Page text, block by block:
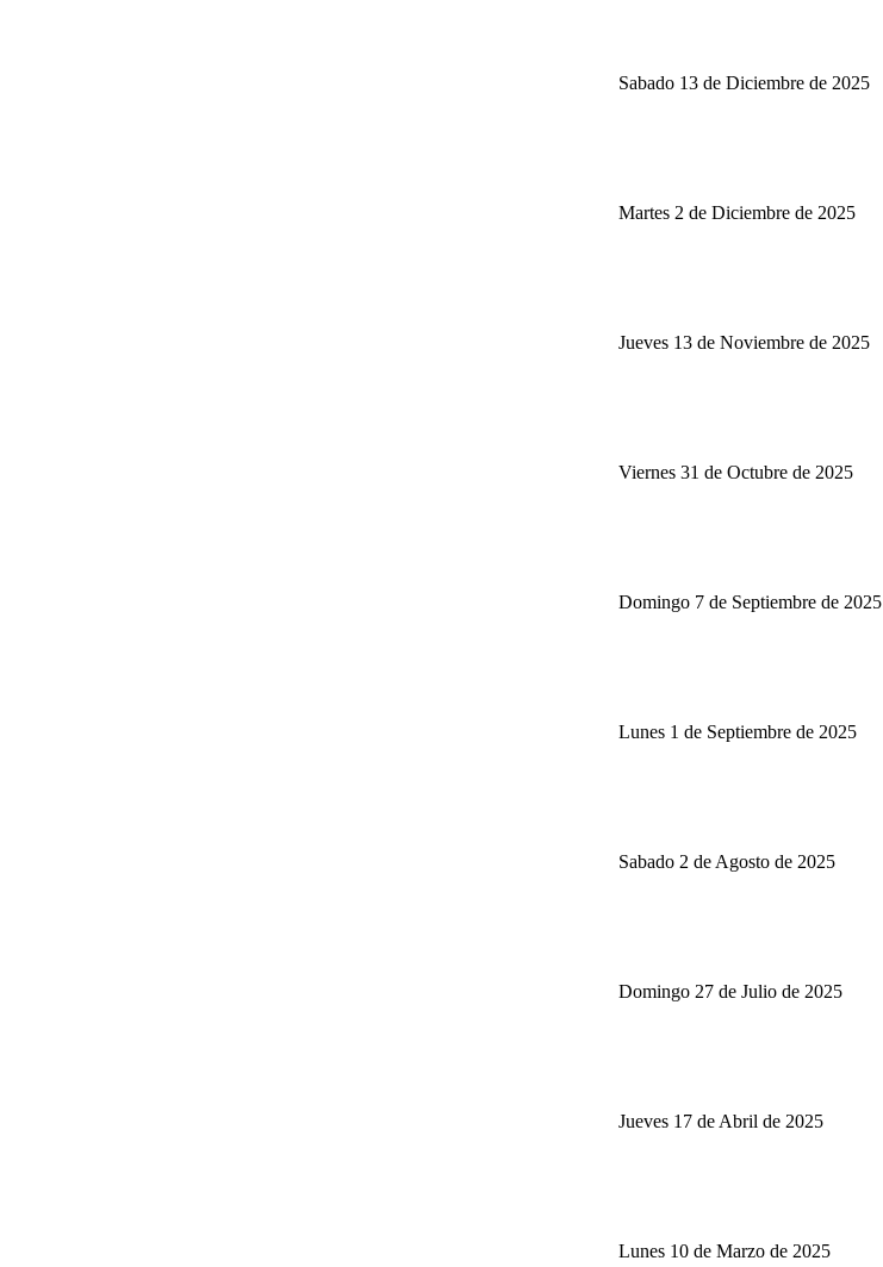
Sabado 13 de Diciembre de 2025
Martes 2 de Diciembre de 2025
Jueves 13 de Noviembre de 2025
Viernes 31 de Octubre de 2025
Domingo 7 de Septiembre de 2025
Lunes 1 de Septiembre de 2025
Sabado 2 de Agosto de 2025
Domingo 27 de Julio de 2025
Jueves 17 de Abril de 2025
Lunes 10 de Marzo de 2025